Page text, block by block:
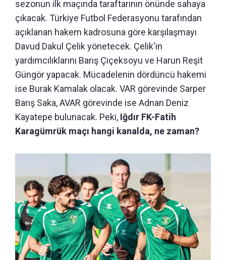
sezonun ilk maçında taraftarının önünde sahaya
çıkacak. Türkiye Futbol Federasyonu tarafından
açıklanan hakem kadrosuna göre karşılaşmayı
Davud Dakul Çelik yönetecek. Çelik'in
yardımcılıklarını Barış Çiçeksoyu ve Harun Reşit
Güngör yapacak. Mücadelenin dördüncü hakemi
ise Burak Kamalak olacak. VAR görevinde Sarper
Barış Saka, AVAR görevinde ise Adnan Deniz
Kayatepe bulunacak. Peki, Iğdır FK-Fatih
Karagümrük maçı hangi kanalda, ne zaman?